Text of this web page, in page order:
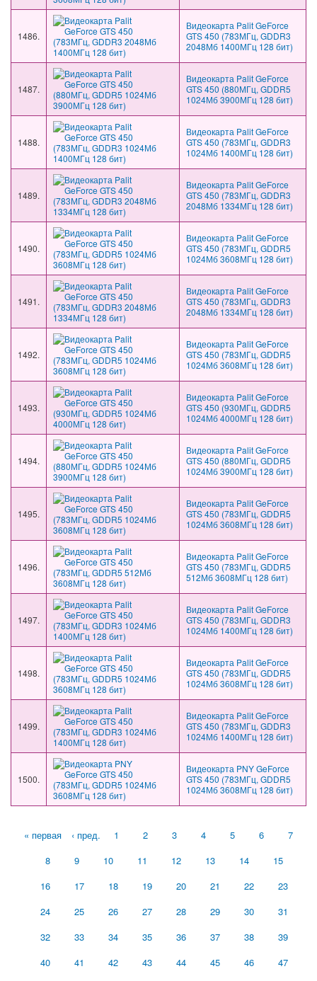
1486.
Видеокарта Palit GeForce
GTS 450 (783МГц, GDDR3
2048Мб 1400МГц 128 бит)
1487.
Видеокарта Palit GeForce
GTS 450 (880МГц, GDDR5
1024Мб 3900МГц 128 бит)
1488.
Видеокарта Palit GeForce
GTS 450 (783МГц, GDDR3
1024Мб 1400МГц 128 бит)
1489.
Видеокарта Palit GeForce
GTS 450 (783МГц, GDDR3
2048Мб 1334МГц 128 бит)
1490.
Видеокарта Palit GeForce
GTS 450 (783МГц, GDDR5
1024Мб 3608МГц 128 бит)
1491.
Видеокарта Palit GeForce
GTS 450 (783МГц, GDDR3
2048Мб 1334МГц 128 бит)
1492.
Видеокарта Palit GeForce
GTS 450 (783МГц, GDDR5
1024Мб 3608МГц 128 бит)
1493.
Видеокарта Palit GeForce
GTS 450 (930МГц, GDDR5
1024Мб 4000МГц 128 бит)
1494.
Видеокарта Palit GeForce
GTS 450 (880МГц, GDDR5
1024Мб 3900МГц 128 бит)
1495.
Видеокарта Palit GeForce
GTS 450 (783МГц, GDDR5
1024Мб 3608МГц 128 бит)
1496.
Видеокарта Palit GeForce
GTS 450 (783МГц, GDDR5
512Мб 3608МГц 128 бит)
1497.
Видеокарта Palit GeForce
GTS 450 (783МГц, GDDR3
1024Мб 1400МГц 128 бит)
1498.
Видеокарта Palit GeForce
GTS 450 (783МГц, GDDR5
1024Мб 3608МГц 128 бит)
1499.
Видеокарта Palit GeForce
GTS 450 (783МГц, GDDR3
1024Мб 1400МГц 128 бит)
1500.
Видеокарта PNY GeForce
GTS 450 (783МГц, GDDR5
1024Мб 3608МГц 128 бит)
Страницы
« первая ‹ пред. 1 2 3 4 5 6
7
8
9 10 11 12 13 14
15
16
17 18 19 20 21 22
23
24
25 26 27 28 29 30
31
32
33 34 35 36 37 38
39
40
41 42 43 44 45 46 47